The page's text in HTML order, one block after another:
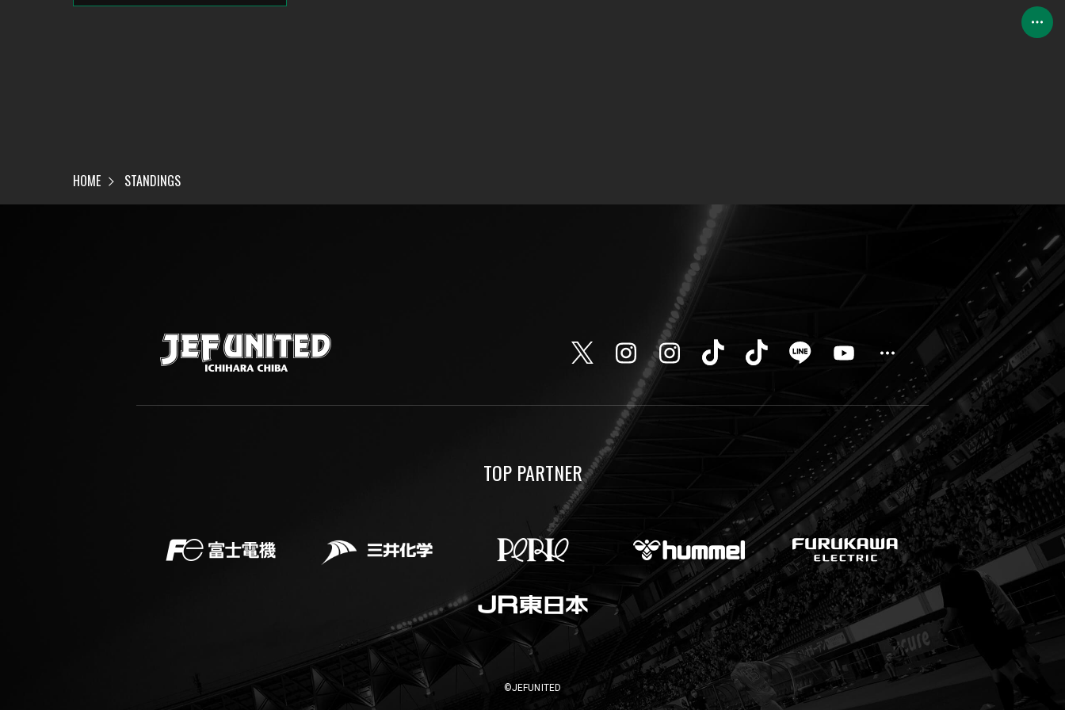
HOME STANDINGS
TOP PARTNER
©JEFUNITED